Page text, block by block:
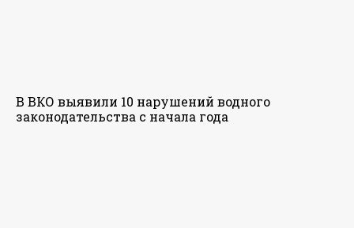
В ВКО выявили 10 нарушений водного
законодательства с начала года